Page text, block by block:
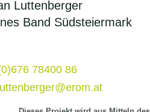
Luttenberger
Band Südsteiermark
78400 86